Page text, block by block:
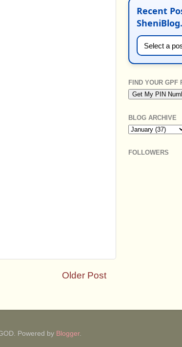
Older Post
Recent
FIND YOUR GPF
BLOG ARCHIVE
FOLLOWERS
Powered by Blogger.